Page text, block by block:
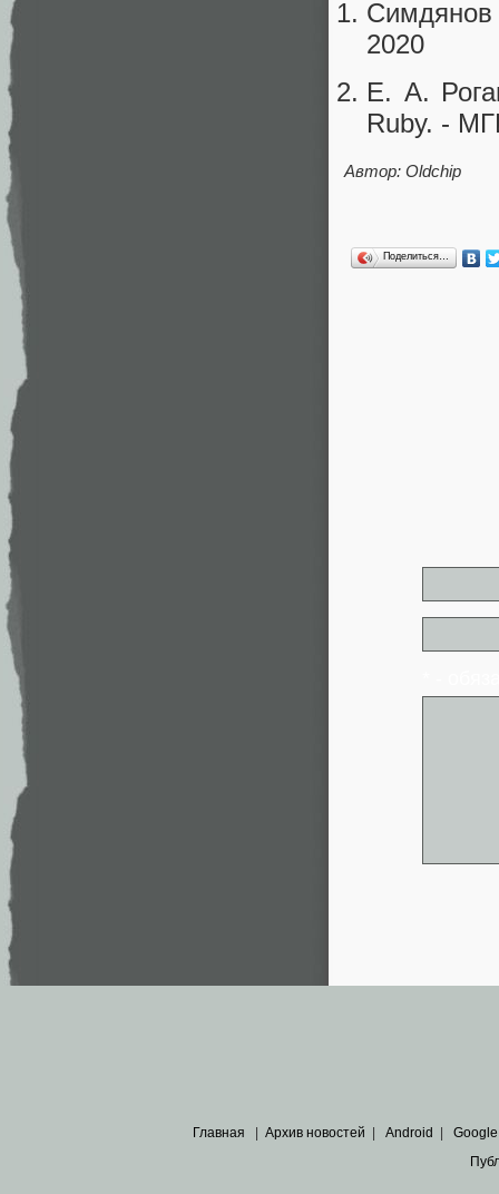
2020
Е. А.
Ruby. -
Автор: Oldchip
Поделиться…
Главная Архив новостей Android Google